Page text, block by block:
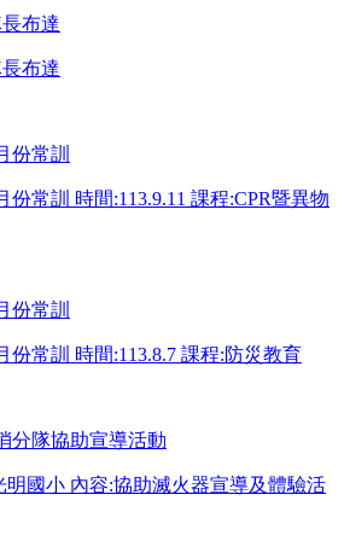
布達
布達
份常訓
份常訓 時間:113.9.11 課程:CPR暨異物
份常訓
份常訓 時間:113.8.7 課程:防災教育
分隊協助宣導活動
明國小 內容:協助滅火器宣導及體驗活